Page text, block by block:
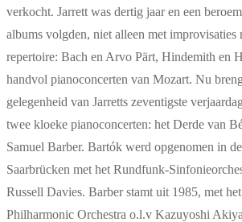
verkocht. Jarrett was dertig jaar en een
albums volgden, niet alleen met improvisaties
repertoire: Bach en Arvo Pärt, Hindemith en
handvol pianoconcerten van Mozart. Nu
gelegenheid van Jarretts zeventigste
twee kloeke pianoconcerten: het Derde van
Samuel Barber. Bartók werd opgenomen in
Saarbrücken met het Rundfunk-
Russell Davies. Barber stamt uit 1985, met
Philharmonic Orchestra o.l.v Kazuyoshi